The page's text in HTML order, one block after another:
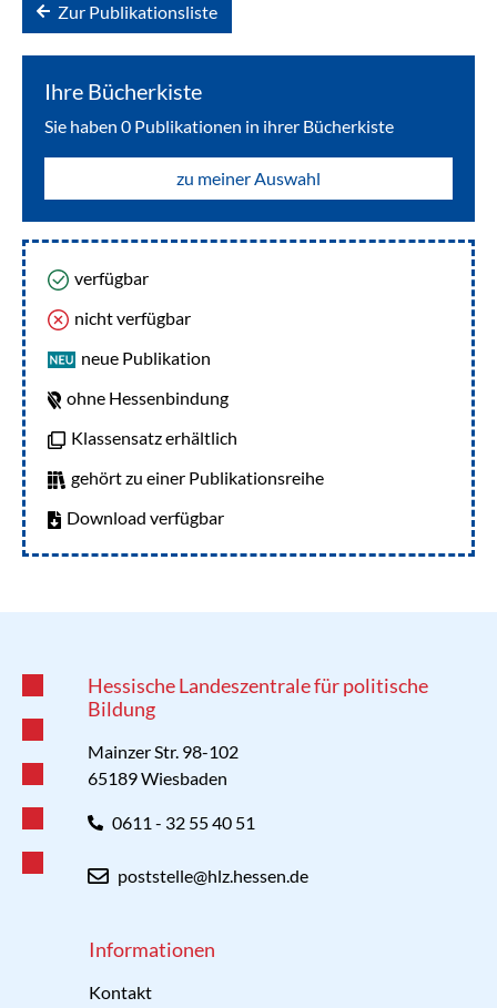
Zur Publikationsliste
Ihre Bücherkiste
Sie haben 0 Publikationen in ihrer Bücherkiste
zu meiner Auswahl
verfügbar
nicht verfügbar
neue Publikation
ohne Hessenbindung
Klassensatz erhältlich
gehört zu einer Publikationsreihe
Download verfügbar
Hessische Landeszentrale für politische
Bildung
Mainzer Str. 98-102
65189 Wiesbaden
0611 - 32 55 40 51
poststelle@hlz.hessen.de
Informationen
Kontakt